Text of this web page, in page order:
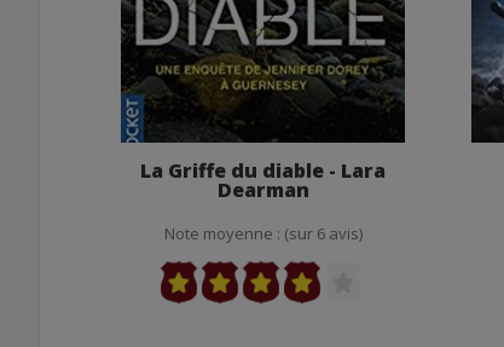
La Griffe du diable - Lara
Dearman
Note moyenne : (sur 6 avis)